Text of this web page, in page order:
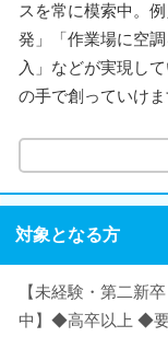
スを常に模索中。
発」「作業場に空
入」などが実現し
の手で創っていけま
対象となる方
【未経験・第二新
中】◆高卒以上 ◆